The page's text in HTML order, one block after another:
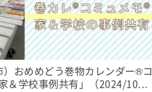
）おめめどう巻物カレンダー®コ
＆学校事例共有」（2024/10...